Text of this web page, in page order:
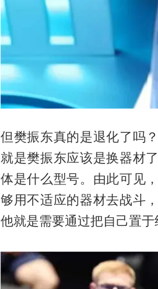
但樊振东真的是退化了吗
就是樊振东应该是换器材
体是什么型号。由此可见
够用不适应的器材去战斗
他就是需要通过把自己置